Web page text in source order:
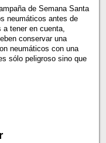
de Semana Santa
neumáticos antes de
tener en cuenta,
conservar una
neumáticos con una
sólo peligroso sino que